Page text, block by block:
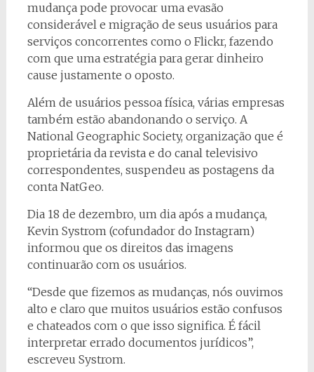
mudança pode provocar uma evasão
considerável e migração de seus usuários para
serviços concorrentes como o Flickr, fazendo
com que uma estratégia para gerar dinheiro
cause justamente o oposto.
Além de usuários pessoa física, várias empresas
também estão abandonando o serviço. A
National Geographic Society, organização que é
proprietária da revista e do canal televisivo
correspondentes, suspendeu as postagens da
conta NatGeo.
Dia 18 de dezembro, um dia após a mudança,
Kevin Systrom (cofundador do Instagram)
informou que os direitos das imagens
continuarão com os usuários.
“Desde que fizemos as mudanças, nós ouvimos
alto e claro que muitos usuários estão confusos
e chateados com o que isso significa. É fácil
interpretar errado documentos jurídicos”,
escreveu Systrom.